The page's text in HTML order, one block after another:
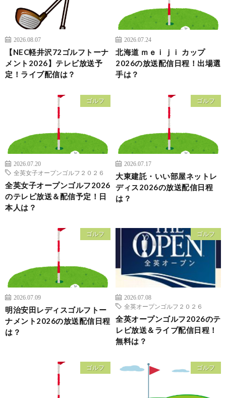
2026.08.07
【NEC軽井沢72ゴルフトーナ
メント2026】テレビ放送予
定！ライブ配信は？
2026.07.24
北海道 ｍｅｉｊｉ カップ
2026の放送配信日程！出場選
手は？
ゴルフ
2026.07.20
全英女子オープンゴルフ２０２６
全英女子オープンゴルフ2026
のテレビ放送＆配信予定！日
本人は？
ゴルフ
2026.07.17
大東建託・いい部屋ネットレ
ディス2026の放送配信日程
は？
ゴルフ
2026.07.09
明治安田レディスゴルフトー
ナメント2026の放送配信日程
は？
ゴルフ
2026.07.08
全英オープンゴルフ２０２６
全英オープンゴルフ2026のテ
レビ放送＆ライブ配信日程！
無料は？
ゴルフ ゴルフ